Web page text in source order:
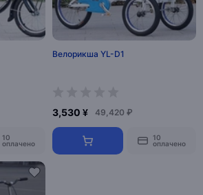
10
оплачено
Велорикша YL-D1
3,530 ¥ 49,420 ₽
10
оплачено